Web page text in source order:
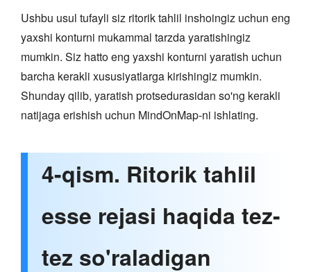
Ushbu usul tufayli siz ritorik tahlil inshoingiz uchun eng
yaxshi konturni mukammal tarzda yaratishingiz
mumkin. Siz hatto eng yaxshi konturni yaratish uchun
barcha kerakli xususiyatlarga kirishingiz mumkin.
Shunday qilib, yaratish protsedurasidan so'ng kerakli
natijaga erishish uchun MindOnMap-ni ishlating.
4-qism. Ritorik tahlil
esse rejasi haqida tez-
tez so'raladigan